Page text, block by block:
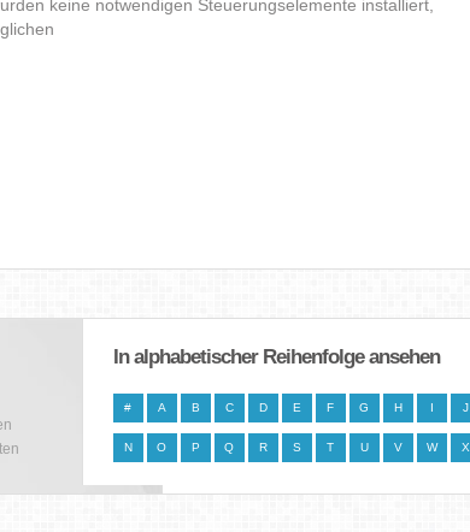
keine notwendigen Steuerungselemente installiert,
In alphabetischer Reihenfolge ansehen
# A B C D E F G H I J
N O P Q R S T U V W X